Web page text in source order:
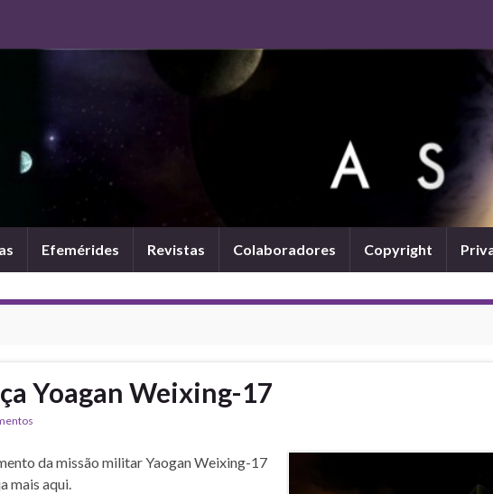
Efemérides Revistas Colaboradores Copyright
Yoagan Weixing-17
da missão militar Yaogan Weixing-17
mais aqui.